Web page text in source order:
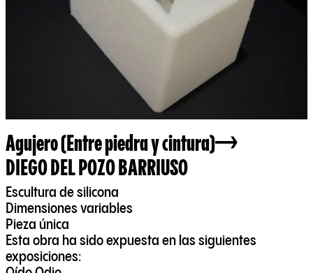
Agujero (Entre piedra y cintura)
DIEGO DEL POZO BARRIUSO
Escultura de silicona
Dimensiones variables
Pieza única
Esta obra ha sido expuesta en las siguientes
exposiciones: